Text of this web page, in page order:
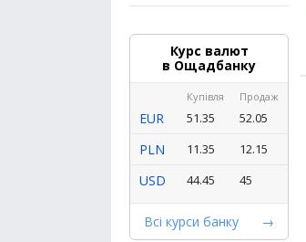
Курс валют
в Ощадбанку
Купівля Продаж
EUR 51.35 52.05
PLN 11.35 12.15
USD 44.45 45
Всі курси банку